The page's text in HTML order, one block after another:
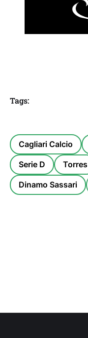
Tags:
Cagliari Calcio
Serie D Torres
Dinamo Sassari